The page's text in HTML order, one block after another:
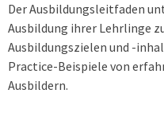
Der Ausbildungsleitfaden
Ausbildung ihrer Lehrlinge
Ausbildungszielen und -
Practice-Beispiele von
Ausbildern.